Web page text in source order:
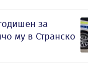
за
му в Странско